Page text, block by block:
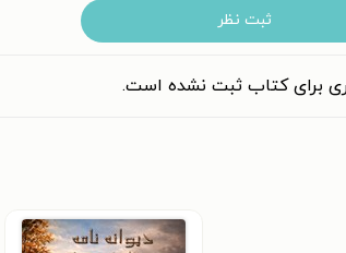
ثبت نظر
برای کتاب ثبت نشده است.